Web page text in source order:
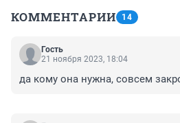
КОММЕНТАРИИ 14
Гость
21 ноября 2023, 18:04
да кому она нужна, совсем